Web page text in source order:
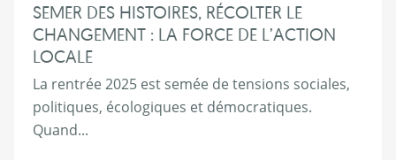
SEMER DES HISTOIRES, RÉCOLTER LE
CHANGEMENT : LA FORCE DE L’ACTION
LOCALE
La rentrée 2025 est semée de tensions sociales,
politiques, écologiques et démocratiques.
Quand...